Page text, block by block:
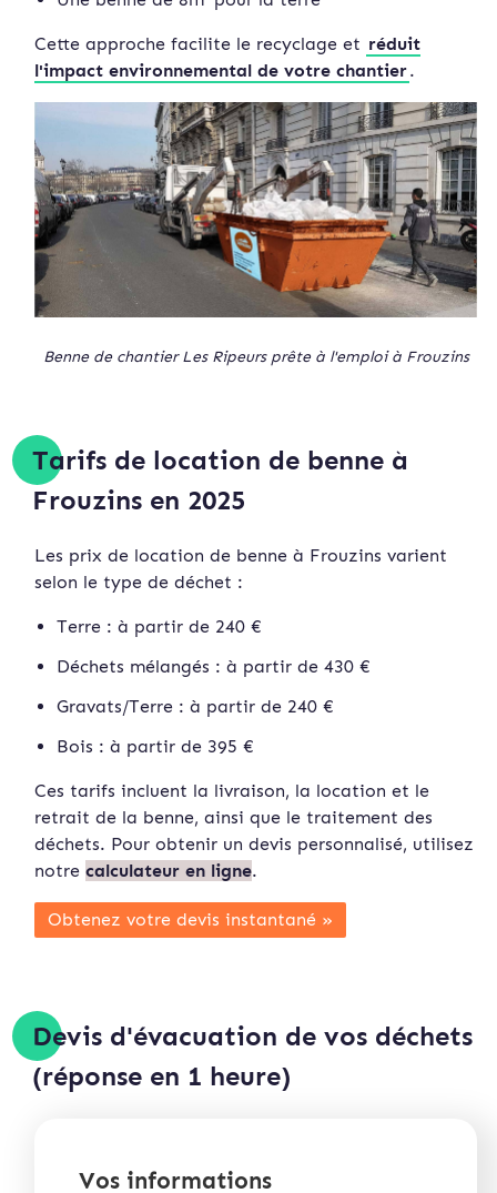
Cette approche facilite le recyclage et réduit
l'impact environnemental de votre chantier.
Benne de chantier Les Ripeurs prête à l'emploi à Frouzins
Tarifs de location de benne à
Frouzins en 2025
Les prix de location de benne à Frouzins varient
selon le type de déchet :
Terre : à partir de 240 €
Déchets mélangés : à partir de 430 €
Gravats/Terre : à partir de 240 €
Bois : à partir de 395 €
Ces tarifs incluent la livraison, la location et le
retrait de la benne, ainsi que le traitement des
déchets. Pour obtenir un devis personnalisé, utilisez
notrecalculateur en ligne.
Obtenez votre devis instantané »
Devis d'évacuation de vos déchets
(réponse en 1 heure)
Vos informations